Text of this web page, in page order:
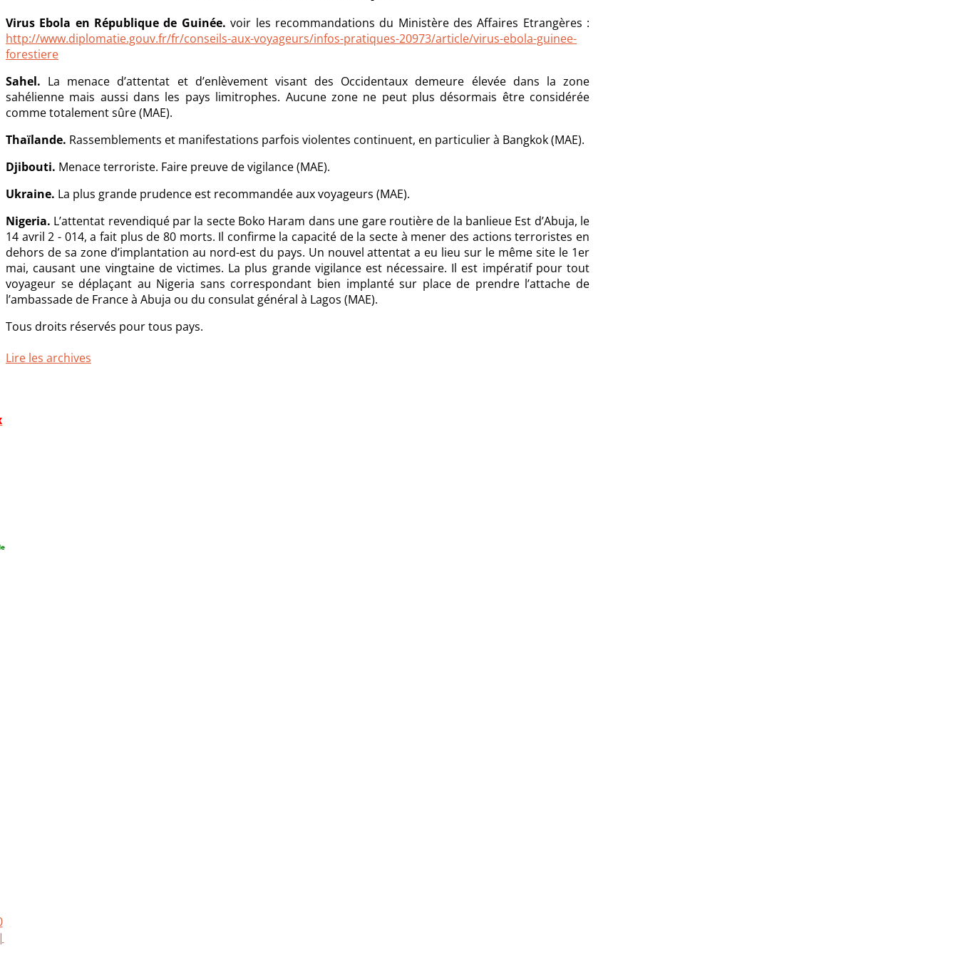
Virus Ebola en République de Guinée.voir les recommandations du Ministère des Affaires Etrangères :
http://www.diplomatie.gouv.fr/fr/conseils-aux-voyageurs/infos-pratiques-20973/article/virus-ebola-guinee-
forestiere
Sahel. La menace d’attentat et d’enlèvement visant des Occidentaux demeure élevée dans la zone
sahélienne mais aussi dans les pays limitrophes. Aucune zone ne peut plus désormais être considérée
comme totalement sûre (MAE).
Thaïlande. Rassemblements et manifestations parfois violentes continuent, en particulier à Bangkok (MAE).
Djibouti. Menace terroriste. Faire preuve de vigilance (MAE).
Ukraine. La plus grande prudence est recommandée aux voyageurs (MAE).
Nigeria. L’attentat revendiqué par la secte Boko Haram dans une gare routière de la banlieue Est d’Abuja, le
14 avril 2 - 014, a fait plus de 80 morts. Il confirme la capacité de la secte à mener des actions terroristes en
dehors de sa zone d’implantation au nord-est du pays. Un nouvel attentat a eu lieu sur le même site le 1er
mai, causant une vingtaine de victimes. La plus grande vigilance est nécessaire. Il est impératif pour tout
voyageur se déplaçant au Nigeria sans correspondant bien implanté sur place de prendre l’attache de
l’ambassade de France à Abuja ou du consulat général à Lagos (MAE).
Tous droits réservés pour tous pays.
Lire les archives